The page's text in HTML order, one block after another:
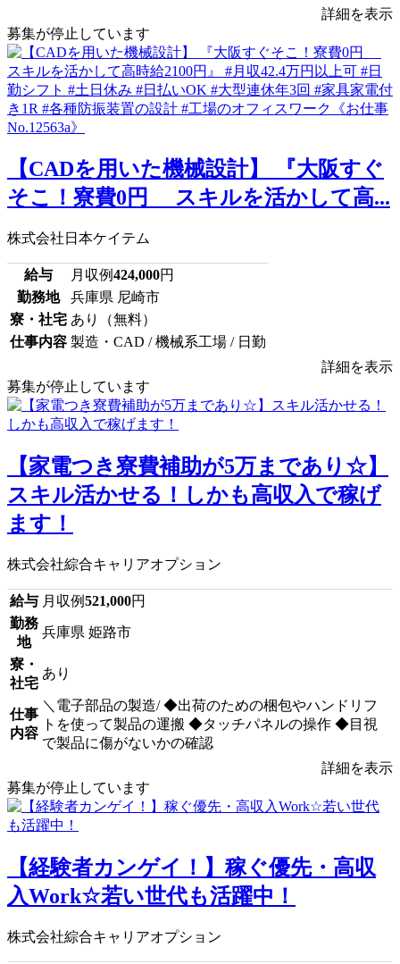
詳細を表示
募集が停止しています
【CADを用いた機械設計】 『大阪すぐ
そこ！寮費0円 スキルを活かして高...
株式会社日本ケイテム
給与 月収例424,000円
勤務地
兵庫県 尼崎市
寮・社宅 あり（無料）
仕事内容 製造・CAD / 機械系工場 / 日勤
詳細を表示
募集が停止しています
【家電つき寮費補助が5万まであり☆】
スキル活かせる！しかも高収入で稼げ
ます！
株式会社綜合キャリアオプション
給与 月収例521,000円
勤務
地
兵庫県 姫路市
寮・
社宅
あり
仕事
内容
＼電子部品の製造/ ◆出荷のための梱包やハンドリフ
トを使って製品の運搬 ◆タッチパネルの操作 ◆目視
で製品に傷がないかの確認
詳細を表示
募集が停止しています
【経験者カンゲイ！】稼ぐ優先・高収
入Work☆若い世代も活躍中！
株式会社綜合キャリアオプション